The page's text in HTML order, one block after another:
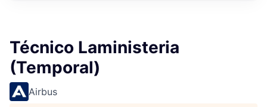
Técnico Laministeria
(Temporal)
Airbus